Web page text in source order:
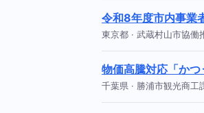
令和8年度市内事業
東京都 · 武蔵村山市協
物価高騰対応「かつ
千葉県 · 勝浦市観光商